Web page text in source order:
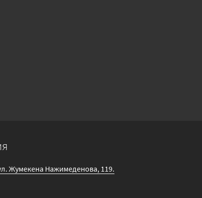
Жумекена Нажимеденова, 119.